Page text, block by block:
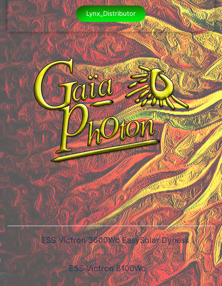
Lynx_Distributor
ESS Victron 3600Wc EasySolar Dyness
ESS Victron 8100Wc